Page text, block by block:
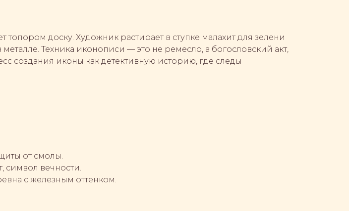
доску. Художник растирает в ступке малахит для зелени
Техника иконописи — это не ремесло, а богословский акт,
создания иконы как детективную историю, где следы
от смолы.
символ вечности.
с железным оттенком.